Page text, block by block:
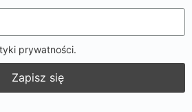
prywatności.